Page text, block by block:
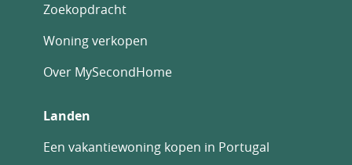
Zoekopdracht
Woning verkopen
Over MySecondHome
Landen
Een vakantiewoning kopen in Portugal